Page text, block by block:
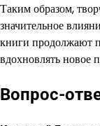
Таким образом,
значительное
книги продолжают
вдохновлять новое
Вопрос-